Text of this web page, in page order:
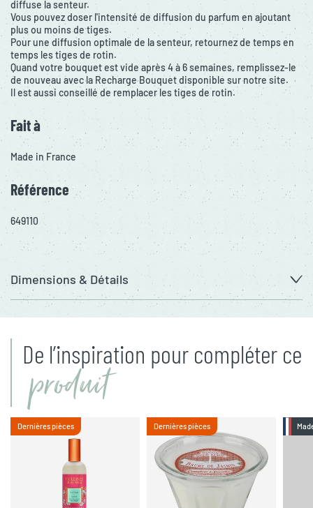
diffuse la senteur.
Vous pouvez doser l'intensité de diffusion du parfum en ajoutant
plus ou moins de tiges.
Pour une diffusion optimale de la senteur, retournez de temps en
temps les tiges de rotin.
Quand votre bouquet est vide après 4 à 6 semaines, remplissez-le
de nouveau avec la Recharge Bouquet disponible sur notre site.
Il est aussi conseillé de remplacer les tiges de rotin.
Fait à
Made in France
Référence
649110
Dimensions & Détails
De l’inspiration pour compléter ce
produit
Dernières pièces Dernières pièces